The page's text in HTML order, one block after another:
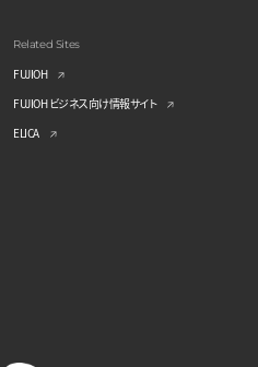
Related Sites
FUJIOH
FUJIOH ビジネス向け情報サイト
ELICA